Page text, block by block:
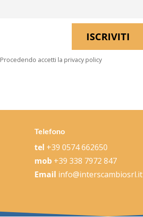
Procedendo accetti la privacy policy
Telefono
tel +39 0574 662650
mob +39 338 7972 847
Email info@interscambiosrl.it